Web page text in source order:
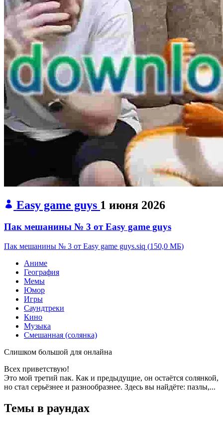
Easy game guys 1 июня 2026
Пак мешанины № 3 от Easy game guys
Пак мешанины № 3 от Easy game guys.siq (150,0 МБ)
Аниме
География
Мемы
Юмор
Игры
Саундтреки
Кино
Музыка
Смешанная (солянка)
Слишком большой для онлайна
Всех приветствую!
Это мой третий пак. Как и предыдущие, он остаётся солянкой,
но стал серьёзнее и разнообразнее. Здесь вы найдёте: пазлы,...
Темы в раундах